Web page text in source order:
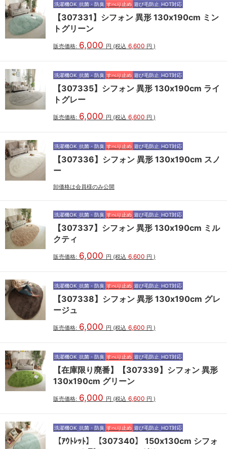
洗濯機OK 抗菌・防臭 すべり止め 遊び毛防止 HOT対応
【307331】シフォン 異形 130x190cm ミン
トグリーン
販売価格: 6,000 円 (税込 6,600 円 )
洗濯機OK 抗菌・防臭 すべり止め 遊び毛防止 HOT対応
【307335】シフォン 異形 130x190cm ライ
トグレー
販売価格: 6,000 円 (税込 6,600 円 )
洗濯機OK 抗菌・防臭 すべり止め 遊び毛防止 HOT対応
【307336】シフォン 異形 130x190cm スノ
ー
卸価格は会員様のみ公開
洗濯機OK 抗菌・防臭 すべり止め 遊び毛防止 HOT対応
【307337】シフォン 異形 130x190cm ミル
クティ
販売価格: 6,000 円 (税込 6,600 円 )
洗濯機OK 抗菌・防臭 すべり止め 遊び毛防止 HOT対応
【307338】シフォン 異形 130x190cm グレ
ージュ
販売価格: 6,000 円 (税込 6,600 円 )
洗濯機OK 抗菌・防臭 すべり止め 遊び毛防止 HOT対応
【在庫限り廃番】【307339】シフォン 異形
130x190cm グリーン
販売価格: 6,000 円 (税込 6,600 円 )
洗濯機OK 抗菌・防臭 すべり止め 遊び毛防止 HOT対応
【ｱｳﾄﾚｯﾄ】【307340】 150x130cm シフォ